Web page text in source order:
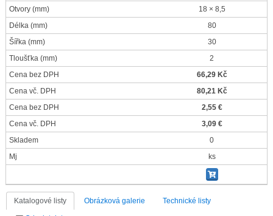
Otvory (mm)
18 × 8,5
Délka (mm)
80
Šířka (mm)
30
Tloušťka (mm)
2
Cena bez DPH
66,29 Kč
Cena vč. DPH
80,21 Kč
Cena bez DPH
2,55 €
Cena vč. DPH
3,09 €
Skladem
0
Mj
ks
Katalogové listy Obrázková galerie Technické listy